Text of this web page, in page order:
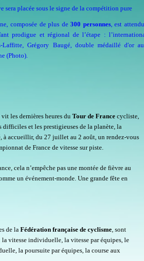
sera placée sous le signe de la compétition pure
composée de plus de300 personnes, est
prodigue et régional de l’étape :
Laffitte, Grégory Baugé, double médaillé d'or
(Photo).
les dernières heures du Tour de France cycliste,
difficiles et les prestigieuses de la planète, la
à accueillir, du 27 juillet au 2 août, un rendez-vous
de France de vitesse sur piste.
cela n’empêche pas une montée de fièvre au
un événement-monde. Une grande fête en
de la Fédération française de cyclisme, sont
vitesse individuelle, la vitesse par équipes, le
la poursuite par équipes, la course aux